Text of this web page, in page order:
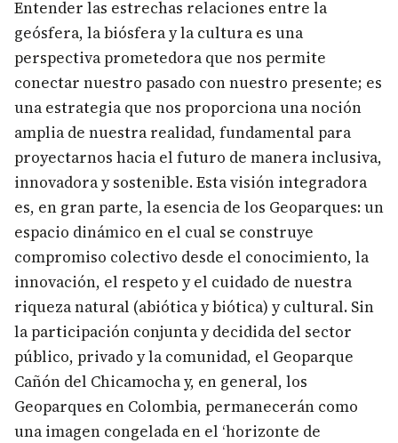
Entender las estrechas relaciones entre la
geósfera, la biósfera y la cultura es una
perspectiva prometedora que nos permite
conectar nuestro pasado con nuestro presente; es
una estrategia que nos proporciona una noción
amplia de nuestra realidad, fundamental para
proyectarnos hacia el futuro de manera inclusiva,
innovadora y sostenible. Esta visión integradora
es, en gran parte, la esencia de los Geoparques: un
espacio dinámico en el cual se construye
compromiso colectivo desde el conocimiento, la
innovación, el respeto y el cuidado de nuestra
riqueza natural (abiótica y biótica) y cultural. Sin
la participación conjunta y decidida del sector
público, privado y la comunidad, el Geoparque
Cañón del Chicamocha y, en general, los
Geoparques en Colombia, permanecerán como
una imagen congelada en el ‘horizonte de